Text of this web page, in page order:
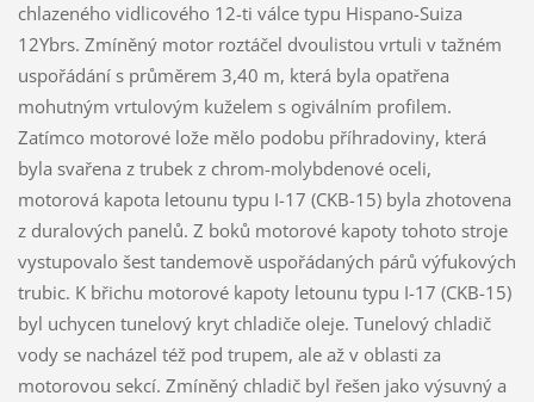
chlazeného vidlicového 12-ti válce typu Hispano-Suiza
12Ybrs. Zmíněný motor roztáčel dvoulistou vrtuli v tažném
uspořádání s průměrem 3,40 m, která byla opatřena
mohutným vrtulovým kuželem s ogiválním profilem.
Zatímco motorové lože mělo podobu příhradoviny, která
byla svařena z trubek z chrom-molybdenové oceli,
motorová kapota letounu typu I-17 (CKB-15) byla zhotovena
z duralových panelů. Z boků motorové kapoty tohoto stroje
vystupovalo šest tandemově uspořádaných párů výfukových
trubic. K břichu motorové kapoty letounu typu I-17 (CKB-15)
byl uchycen tunelový kryt chladiče oleje. Tunelový chladič
vody se nacházel též pod trupem, ale až v oblasti za
motorovou sekcí. Zmíněný chladič byl řešen jako výsuvný a